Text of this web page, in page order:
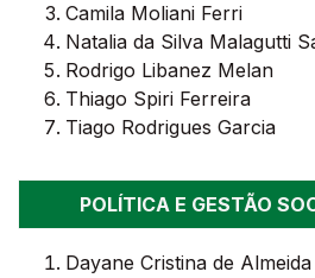
Camila Moliani Ferri
Natalia da Silva Malagutti
Rodrigo Libanez Melan
Thiago Spiri Ferreira
Tiago Rodrigues Garcia
POLÍTICA E GESTÃO
Dayane Cristina de Almeida